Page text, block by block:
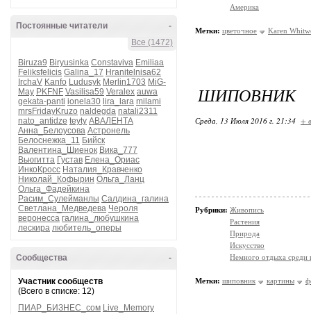
-
Постоянные читатели
Все (1472)
Biruza9 Biryusinka Constaviva Emiliaa
Feliksfelicis Galina_17 Hranitelnisa62
IrchaV Kanfo Ludusyk Merlin1703 MiG-
May PKFNF Vasilisa59 Veralex auwa
gekata-panti ionela30 lira_lara milami
mrsFridayKruzo naldegda natali2311
nato_antidze teyty АВАЛЕНТА
Анна_Белоусова Астронель
Белоснежка_11 Бийск
Валентина_Шиенок Вика_777
Вьюгитта Густав Елена_Ориас
ИнкоКросс Наталия_Кравченко
Николай_Кофырин Ольга_Ланц
Ольга_Фадейкина
Расим_Сулейманлы Салдина_галина
Светлана_Медведева Чероля
веронесса галина_любушкина
лескира любитель_оперы
-
Сообщества
Участник сообществ
(Всего в списке: 12)
ПИАР_БИЗНЕС_сом Live_Memory
Америка
Метки: цветочное Karen
ШИПОВНИК
Среда, 13 Июля 2016 г. 21:34 +
Рубрики: Живопись
Растения
Природа
Искусство
Немного отдыха среди
Метки: шиповник картины